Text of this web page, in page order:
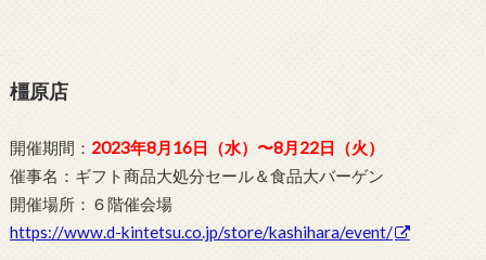
橿原店
開催期間： 2023年8月16日（水）〜8月22日（火）
催事名：ギフト商品大処分セール＆食品大バーゲン
開催場所：６階催会場
https://www.d-kintetsu.co.jp/store/kashihara/event/